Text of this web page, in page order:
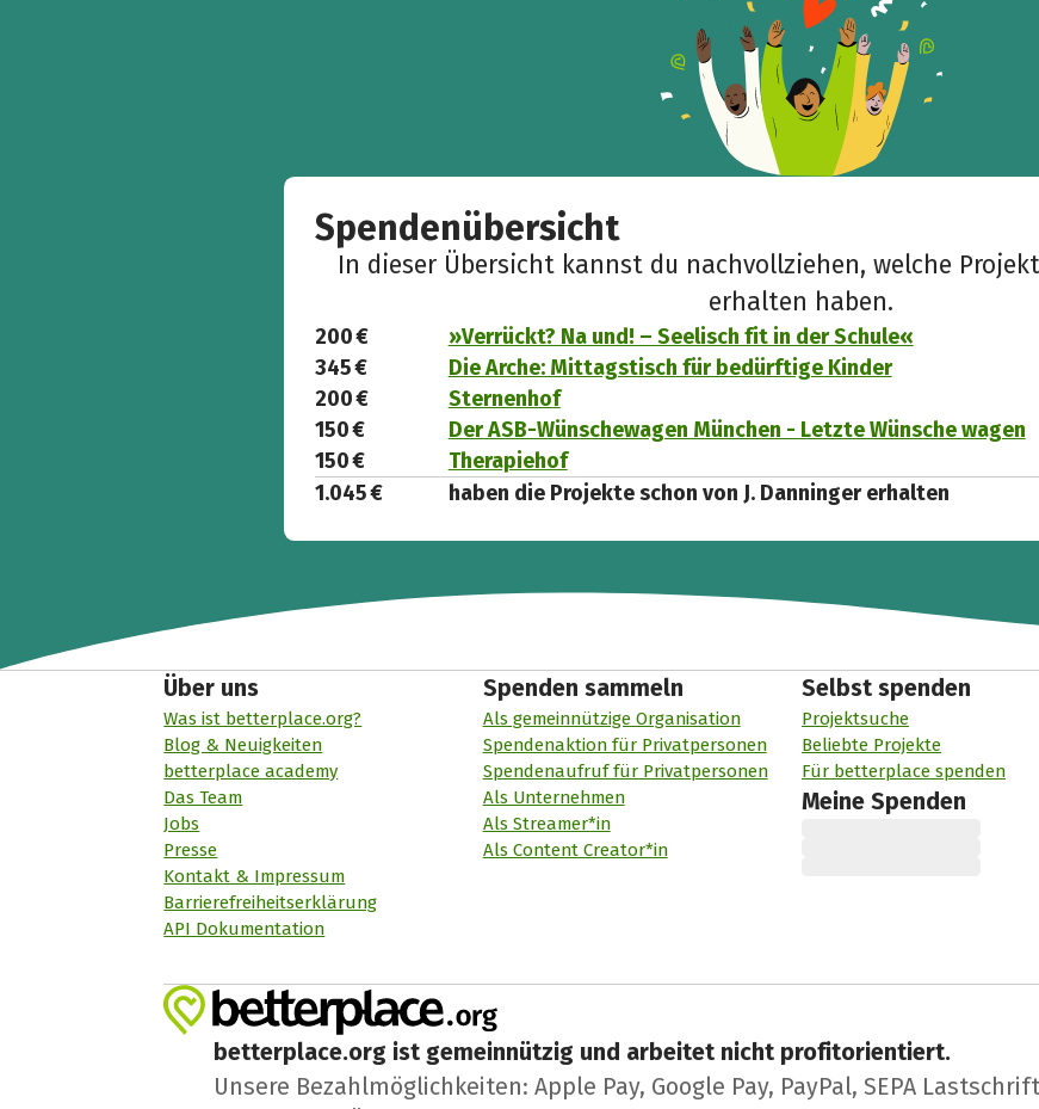
Spendenübersicht
In dieser Übersicht kannst du nachvollziehen, welche
erhalten haben.
200 €
»Verrückt? Na und! – Seelisch fit in der Schule«
345 €
Die Arche: Mittagstisch für bedürftige Kinder
200 €
Sternenhof
150 €
Der ASB-Wünschewagen München - Letzte Wünsche wagen
150 €
Therapiehof
1.045 €
haben die Projekte schon von J. Danninger erhalten
Über uns
Was ist betterplace.org?
Blog & Neuigkeiten
betterplace academy
Das Team
Jobs
Presse
Kontakt & Impressum
Barrierefreiheitserklärung
API Dokumentation
Spenden sammeln
Als gemeinnützige Organisation
Spendenaktion für Privatpersonen
Spendenaufruf für Privatpersonen
Als Unternehmen
Als Streamer*in
Als Content Creator*in
Selbst spenden
Projektsuche
Beliebte Projekte
Für betterplace spenden
Meine Spenden
betterplace.org ist gemeinnützig und arbeitet nicht profitorientiert.
Unsere Bezahlmöglichkeiten: Apple Pay, Google Pay, PayPal, SEPA